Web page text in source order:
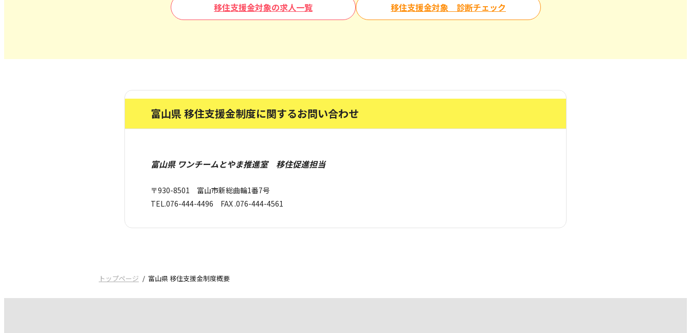
移住支援金対象の求人一覧 移住支援金対象 診断チェック
富山県 移住支援金制度に関するお問い合わせ
富山県 ワンチームとやま推進室 移住促進担当
〒930-8501 富山市新総曲輪1番7号
TEL.076-444-4496 FAX .076-444-4561
トップページ 富山県 移住支援金制度概要